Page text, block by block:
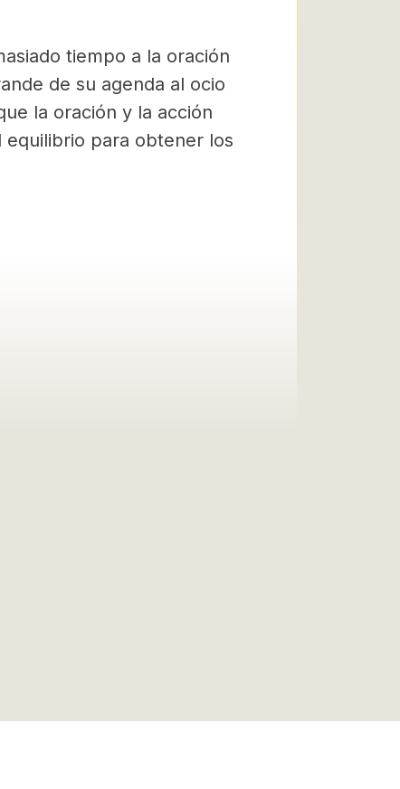
tiempo a la oración
de su agenda al ocio
la oración y la acción
equilibrio para obtener los